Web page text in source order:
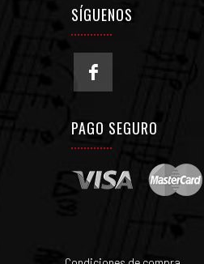
SÍGUENOS
PAGO SEGURO